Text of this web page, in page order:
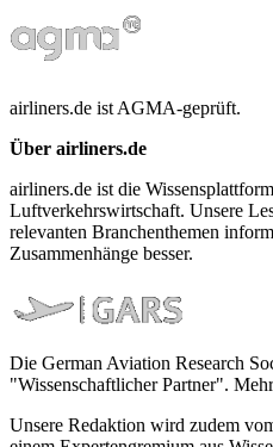
airliners.de ist AGMA-geprüft.
Über airliners.de
airliners.de ist die
Luftverkehrswirtschaft. Unsere
relevanten Branchenthemen
Zusammenhänge besser.
Die German Aviation Research
"Wissenschaftlicher Partner".
Unsere Redaktion wird zudem